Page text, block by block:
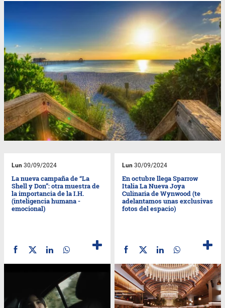
Lun 30/09/2024
La nueva campaña de “La
Shell y Don”: otra muestra de
la importancia de la I.H.
(inteligencia humana -
emocional)
Lun 30/09/2024
En octubre llega Sparrow
Italia La Nueva Joya
Culinaria de Wynwood (te
adelantamos unas exclusivas
fotos del espacio)